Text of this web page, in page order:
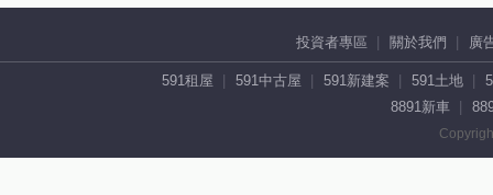
投資者專區 關於我們 廣
591租屋 591中古屋 591新建案 591土地
8891新車